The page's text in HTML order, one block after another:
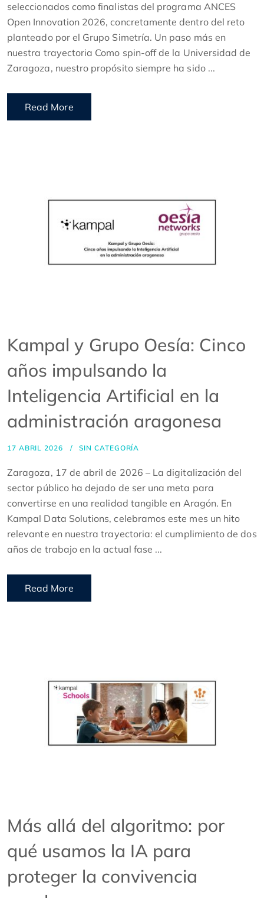
seleccionados como finalistas del programa ANCES
Open Innovation 2026, concretamente dentro del reto
planteado por el Grupo Simetría. Un paso más en
nuestra trayectoria Como spin-off de la Universidad de
Zaragoza, nuestro propósito siempre ha sido ...
Read More
Kampal y Grupo Oesía: Cinco
años impulsando la
Inteligencia Artificial en la
administración aragonesa
17 ABRIL 2026 SIN CATEGORÍA
Zaragoza, 17 de abril de 2026 – La digitalización del
sector público ha dejado de ser una meta para
convertirse en una realidad tangible en Aragón. En
Kampal Data Solutions, celebramos este mes un hito
relevante en nuestra trayectoria: el cumplimiento de dos
años de trabajo en la actual fase ...
Read More
Más allá del algoritmo: por
qué usamos la IA para
proteger la convivencia